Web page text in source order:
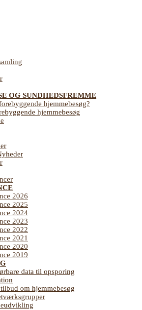
OG SUNDHEDSFREMME
hjemmebesøg?
hjemmebesøg
2026
2025
2024
2023
2022
2021
2020
2019
data til opsporing
om hjemmebesøg